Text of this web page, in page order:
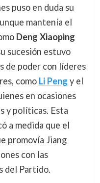
puso en duda su
mantenía el
Deng Xiaoping
sucesión estuvo
de poder con líderes
como Li Peng y el
en ocasiones
y políticas. Esta
a medida que el
promovía Jiang
con las
del Partido.